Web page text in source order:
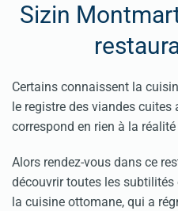
Sizin
Certains connaissent la
le registre des viandes cuites
correspond en rien à la
Alors rendez-vous dans ce
découvrir toutes les
la cuisine ottomane, qui a